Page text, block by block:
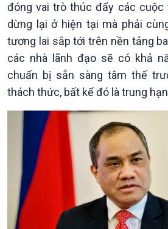
đóng vai trò thúc đẩy các cuộc
dừng lại ở hiện tại mà phải
tương lai sắp tới trên nền tảng
các nhà lãnh đạo sẽ có khả
chuẩn bị sẵn sàng tâm thế
thách thức, bất kể đó là trung